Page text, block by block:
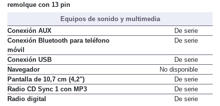
remolque con 13 pin
Equipos de sonido y multimedia
Conexión AUX
De serie
Conexión Bluetooth para teléfono
móvil
De serie
Conexión USB
De serie
Navegador
No disponible
Pantalla de 10,7 cm (4,2")
De serie
Radio CD Sync 1 con MP3
De serie
Radio digital
De serie